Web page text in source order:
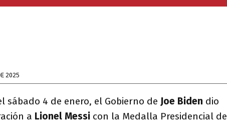
2025
sábado 4 de enero, el Gobierno de Joe Biden dio
a Lionel Messi con la Medalla Presidencial de